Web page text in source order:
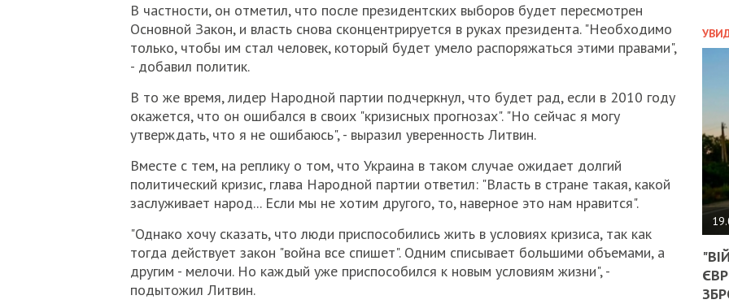
В частности, он отметил, что после президентских выборов будет пересмотрен
Основной Закон, и власть снова сконцентрируется в руках президента. "Необходимо
только, чтобы им стал человек, который будет умело распоряжаться этими правами",
- добавил политик.
В то же время, лидер Народной партии подчеркнул, что будет рад, если в 2010 году
окажется, что он ошибался в своих "кризисных прогнозах". "Но сейчас я могу
утверждать, что я не ошибаюсь", - выразил уверенность Литвин.
Вместе с тем, на реплику о том, что Украина в таком случае ожидает долгий
политический кризис, глава Народной партии ответил: "Власть в стране такая, какой
заслуживает народ... Если мы не хотим другого, то, наверное это нам нравится".
"Однако хочу сказать, что люди приспособились жить в условиях кризиса, так как
тогда действует закон "война все спишет". Одним списывает большими объемами, а
другим - мелочи. Но каждый уже приспособился к новым условиям жизни", -
подытожил Литвин.
НА